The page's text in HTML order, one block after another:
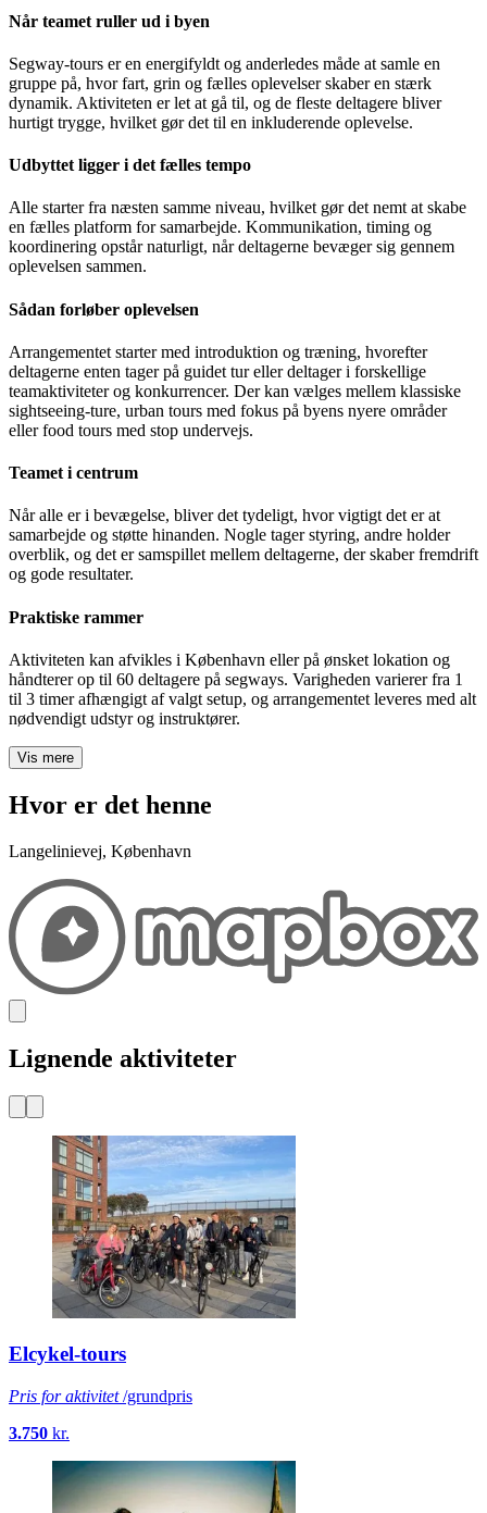
Når teamet ruller ud i byen
Segway-tours er en energifyldt og anderledes måde at samle en
gruppe på, hvor fart, grin og fælles oplevelser skaber en stærk
dynamik. Aktiviteten er let at gå til, og de fleste deltagere bliver
hurtigt trygge, hvilket gør det til en inkluderende oplevelse.
Udbyttet ligger i det fælles tempo
Alle starter fra næsten samme niveau, hvilket gør det nemt at skabe
en fælles platform for samarbejde. Kommunikation, timing og
koordinering opstår naturligt, når deltagerne bevæger sig gennem
oplevelsen sammen.
Sådan forløber oplevelsen
Arrangementet starter med introduktion og træning, hvorefter
deltagerne enten tager på guidet tur eller deltager i forskellige
teamaktiviteter og konkurrencer. Der kan vælges mellem klassiske
sightseeing-ture, urban tours med fokus på byens nyere områder
eller food tours med stop undervejs.
Teamet i centrum
Når alle er i bevægelse, bliver det tydeligt, hvor vigtigt det er at
samarbejde og støtte hinanden. Nogle tager styring, andre holder
overblik, og det er samspillet mellem deltagerne, der skaber fremdrift
og gode resultater.
Praktiske rammer
Aktiviteten kan afvikles i København eller på ønsket lokation og
håndterer op til 60 deltagere på segways. Varigheden varierer fra 1
til 3 timer afhængigt af valgt setup, og arrangementet leveres med alt
nødvendigt udstyr og instruktører.
Vis mere
Hvor er det henne
Langelinievej, København
Lignende aktiviteter
Elcykel-tours
Pris for aktivitet/grundpris
3.750 kr.